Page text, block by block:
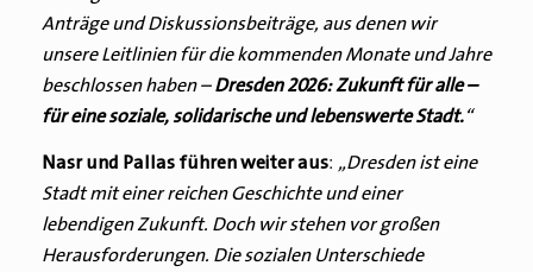
Anträge und Diskussionsbeiträge, aus denen wir
unsere Leitlinien für die kommenden Monate und Jahre
beschlossen haben –Dresden 2026: Zukunft für alle –
für eine soziale, solidarische und lebenswerte Stadt.“
Nasr und Pallas führen weiter aus: „Dresden ist eine
Stadt mit einer reichen Geschichte und einer
lebendigen Zukunft. Doch wir stehen vor großen
Herausforderungen. Die sozialen Unterschiede